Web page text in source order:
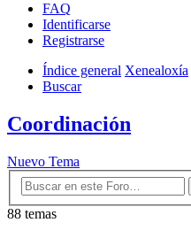
FAQ
Identificarse
Registrarse
Índice general Xenealoxía
Buscar
Coordinación
Nuevo Tema
88 temas